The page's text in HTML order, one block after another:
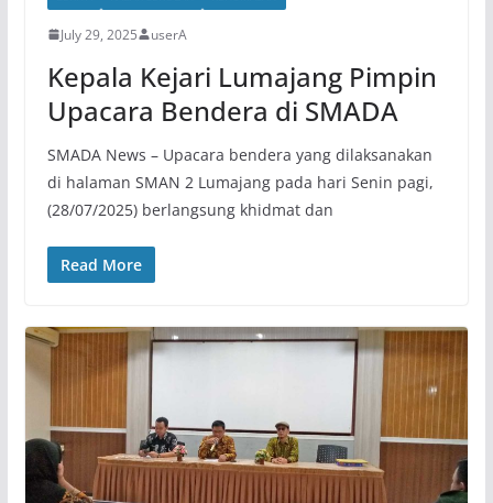
July 29, 2025 userA
Kepala Kejari Lumajang Pimpin
Upacara Bendera di SMADA
SMADA News – Upacara bendera yang dilaksanakan
di halaman SMAN 2 Lumajang pada hari Senin pagi,
(28/07/2025) berlangsung khidmat dan
Read More